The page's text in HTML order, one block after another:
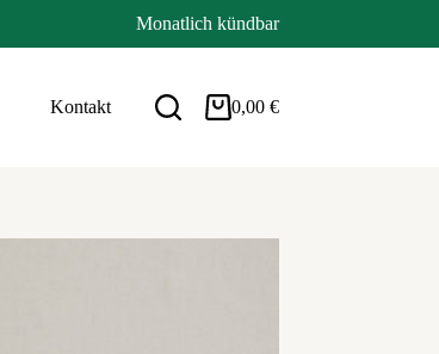
Monatlich kündbar
Kontakt Warenkorb
0,00 €